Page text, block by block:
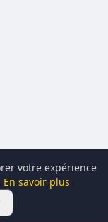
votre expérience
En savoir plus